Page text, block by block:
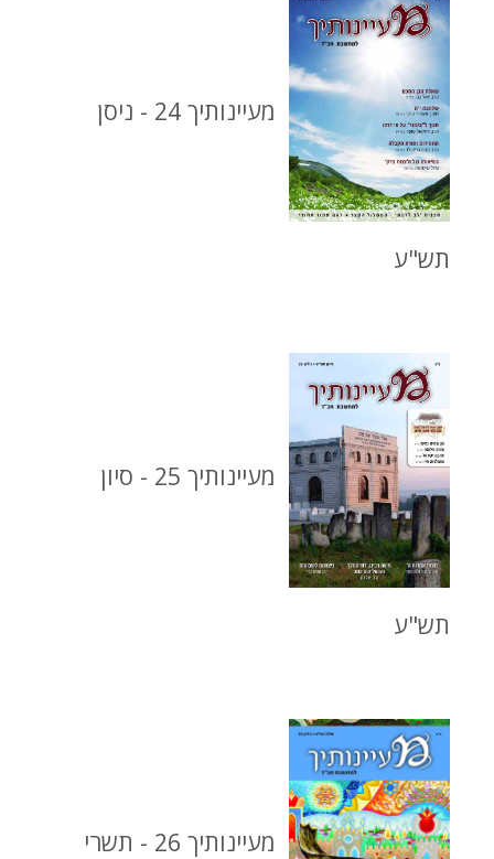
מעיינותיך 24 - ניסן
תש"ע
מעיינותיך 25 - סיון
תש"ע
מעיינותיך 26 - תשרי